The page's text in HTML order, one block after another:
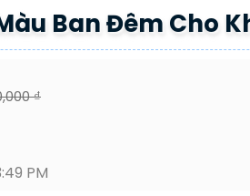
Ban Đêm Cho
₫
PM